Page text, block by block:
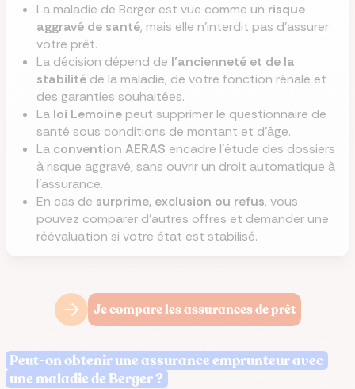
La maladie de Berger est vue comme un risque
aggravé de santé, mais elle n'interdit pas d'assurer
votre prêt.
La décision dépend de l'ancienneté et de la
stabilitéde la maladie, de votre fonction rénale et
des garanties souhaitées.
La loi Lemoinepeut supprimer le questionnaire de
santé sous conditions de montant et d'âge.
La convention AERAS encadre l'étude des dossiers
à risque aggravé, sans ouvrir un droit automatique à
l'assurance.
En cas de surprime, exclusion ou refus, vous
pouvez comparer d'autres offres et demander une
réévaluation si votre état est stabilisé.
Je compare les assurances de prêt
Peut-on obtenir une assurance emprunteur avec
une maladie de Berger ?